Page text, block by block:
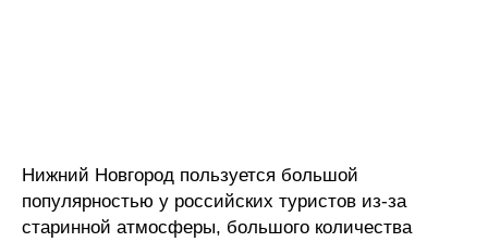
Нижний Новгород пользуется большой
популярностью у российских туристов из-за
старинной атмосферы, большого количества